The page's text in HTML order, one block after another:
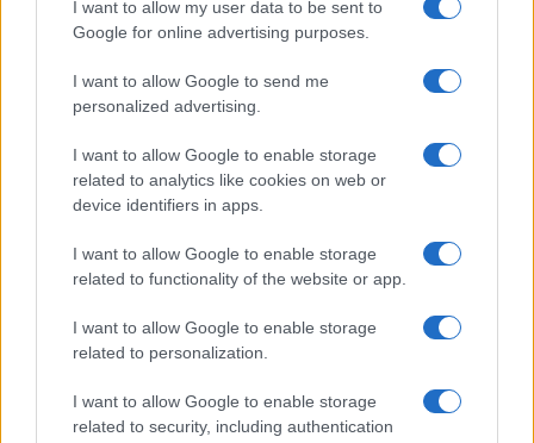
I want to allow my user data to be sent to
Google for online advertising purposes.
I want to allow Google to send me
personalized advertising.
I want to allow Google to enable storage
related to analytics like cookies on web or
device identifiers in apps.
I want to allow Google to enable storage
related to functionality of the website or app.
I want to allow Google to enable storage
related to personalization.
I want to allow Google to enable storage
related to security, including authentication
I nostri cari
Giovannimaria Cabras
Invia un Comunicato Stampa| Pubblicità Segnala